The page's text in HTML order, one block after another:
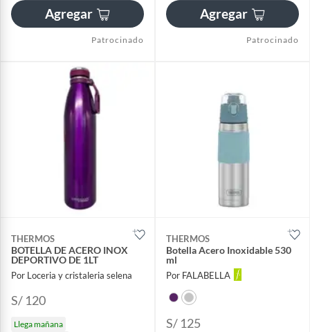
Agregar
Patrocinado
Agregar
Patrocinado
THERMOS
BOTELLA DE ACERO INOX
DEPORTIVO DE 1LT
Por Loceria y cristaleria selena
S/ 120
Llega mañana
THERMOS
Botella Acero Inoxidable 530
ml
Por FALABELLA
S/ 125